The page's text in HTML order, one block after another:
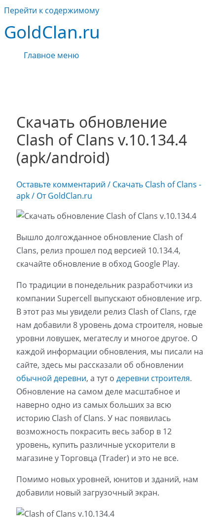
Перейти к содержимому
GoldClan.ru
Главное меню
Скачать обновление
Clash of Clans v.10.134.4
(apk/android)
Оставьте комментарий / Скачать Clash of Clans -
apk/ От GoldClan.ru
Вышло долгожданное обновление Clash of
Clans, релиз прошел под версией 10.134.4,
скачайте обновление в обход Google Play.
По традиции в понедельник разработчики из
компании Supercell выпускают обновление игр.
В этот раз мы увидели релиз Clash of Clans, где
нам добавили 8 уровень дома строителя, новые
уровни ловушек, мегатеслу и многое другое. О
каждой информации обновления, мы писали на
сайте, здесь мы рассказали об обновлении
обычной деревни, а тут о деревни строителя.
Обновление на самом деле масштабное и
наверно одно из самых больших за всю
историю Clash of Clans. У нас появилась
возможность покрасить весь забор в 12
уровень, купить различные ускорители в
магазине у Торговца (Trader) и это не все.
Помимо новых уровней, юнитов и зданий, нам
добавили новый загрузочный экран.